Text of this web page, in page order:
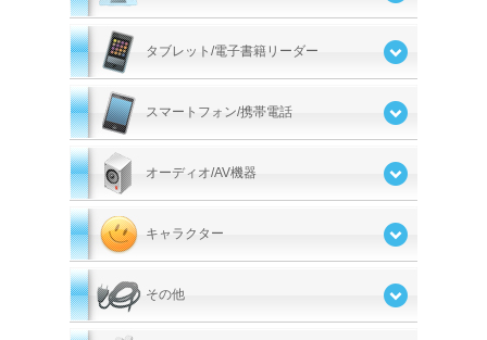
タブレット/電子書籍リーダー
スマートフォン/携帯電話
オーディオ/AV機器
キャラクター
その他